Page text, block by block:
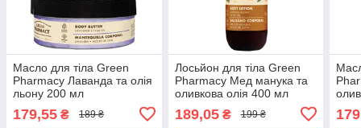
Масло для тіла Green
Pharmacy Лаванда та олія
льону 200 мл
179,55 ₴ 189 ₴
Лосьйон для тіла Green
Pharmacy Мед манука та
оливкова олія 400 мл
189,05₴ 199 ₴